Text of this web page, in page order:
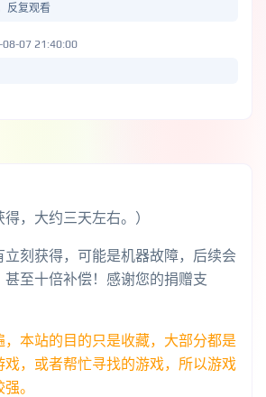
反复观看
08-07 21:40:00
得，大约三天左右。）
立刻获得，可能是机器故障，后续会
甚至十倍补偿！感谢您的捐赠支
，本站的目的只是收藏，大部分都是
戏，或者帮忙寻找的游戏，所以游戏
。